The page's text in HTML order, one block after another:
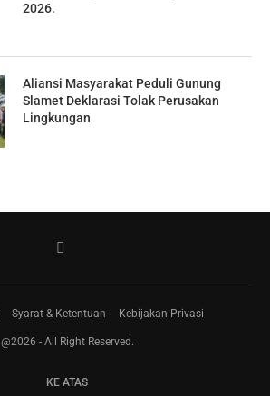
2026.
Aliansi Masyarakat Peduli Gunung
Slamet Deklarasi Tolak Perusakan
Lingkungan
Syarat & Ketentuan Kebijakan Privasi
@2026 - All Right Reserved.
KE ATAS